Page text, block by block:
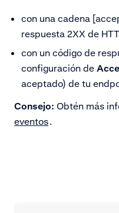
con una cadena
respuesta 2XX de
con un código de
configuración de
aceptado) de tu
Consejo: Obtén más
eventos.